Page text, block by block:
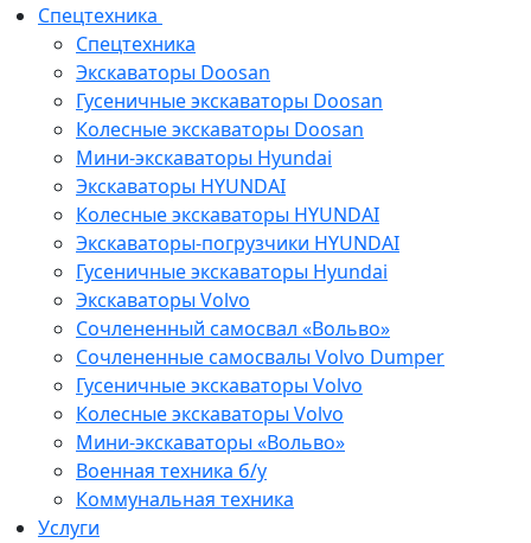
Спецтехника
Спецтехника
Экскаваторы Doosan
Гусеничные экскаваторы Doosan
Колесные экскаваторы Doosan
Мини-экскаваторы Hyundai
Экскаваторы HYUNDAI
Колесные экскаваторы HYUNDAI
Экскаваторы-погрузчики HYUNDAI
Гусеничные экскаваторы Hyundai
Экскаваторы Volvo
Сочлененный самосвал «Вольво»
Сочлененные самосвалы Volvo Dumper
Гусеничные экскаваторы Volvo
Колесные экскаваторы Volvo
Мини-экскаваторы «Вольво»
Военная техника б/у
Коммунальная техника
Услуги